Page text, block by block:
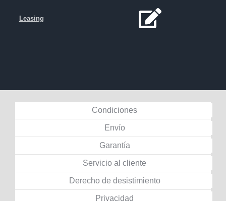
Leasing
Condiciones
Envío
Garantía
Servicio al cliente
Derecho de desistimiento
Privacidad